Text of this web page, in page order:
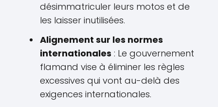
désimmatriculer leurs motos et de
les laisser inutilisées.
Alignement sur les normes
internationales : Le gouvernement
flamand vise à éliminer les règles
excessives qui vont au-delà des
exigences internationales.